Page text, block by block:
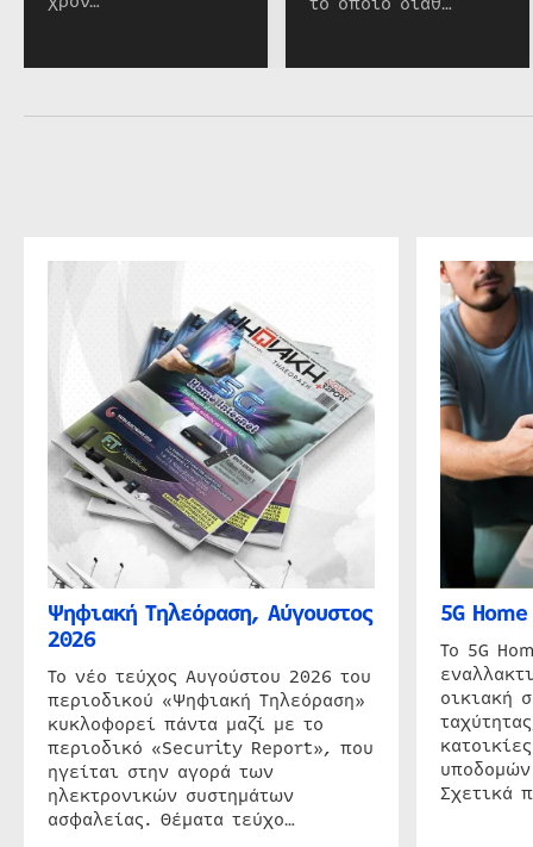
Ψηφιακή Τηλεόραση, Αύγουστος
2026
Το νέο τεύχος Αυγούστου 2026 του
περιοδικού «Ψηφιακή Τηλεόραση»
κυκλοφορεί πάντα μαζί με το
περιοδικό «Security Report», που
ηγείται στην αγορά των
ηλεκτρονικών συστημάτων
ασφαλείας. Θέματα τεύχο…
5G
Το 5G
οικιακή
Σχετικά